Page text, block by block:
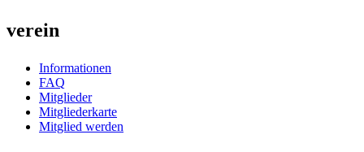
verein
Informationen
FAQ
Mitglieder
Mitgliederkarte
Mitglied werden